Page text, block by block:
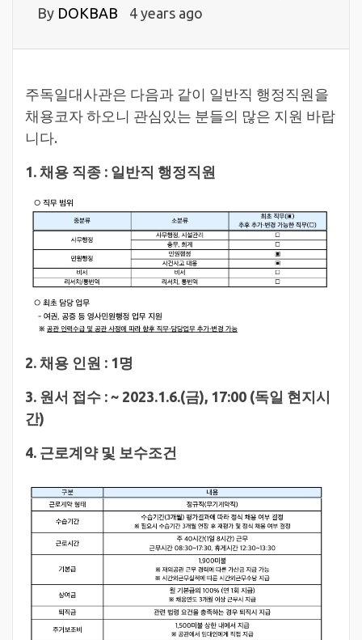
By DOKBAB 4 years ago
주독일대사관은 다음과 같이 일반직 행정직원을
채용코자 하오니 관심있는 분들의 많은 지원 바랍
니다.
1. 채용 직종 : 일반직 행정직원
2. 채용 인원 : 1명
3. 원서 접수 : ~ 2023.1.6.(금), 17:00 (독일 현지시
간)
4. 근로계약 및 보수조건